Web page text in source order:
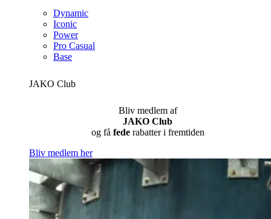
Dynamic
Iconic
Power
Pro Casual
Base
JAKO Club
Bliv medlem af
JAKO Club
og få federabatter i fremtiden
Bliv medlem her